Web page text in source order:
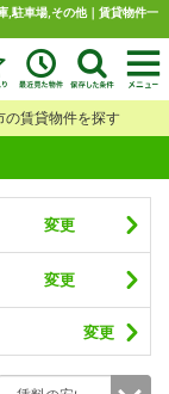
,駐車場,その他｜賃貸物件一
の賃貸物件を探す
変更
変更
変更